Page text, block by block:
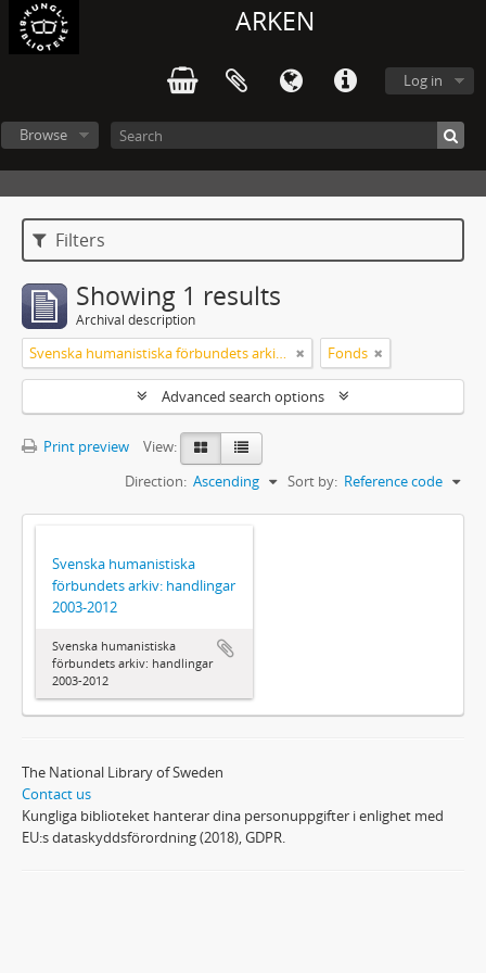
ARKEN
Log in
Browse
Filters
Showing 1 results
Archival description
Svenska humanistiska förbundets arkiv: handlingar 2003-2012 Fonds
Advanced search options
Print preview
View:
Sort by: Reference code
Direction: Ascending
Svenska humanistiska
förbundets arkiv: handlingar
2003-2012
Svenska humanistiska
förbundets arkiv: handlingar
2003-2012
The National Library of Sweden
Contact us
Kungliga biblioteket hanterar dina personuppgifter i enlighet med
EU:s dataskyddsförordning (2018), GDPR.